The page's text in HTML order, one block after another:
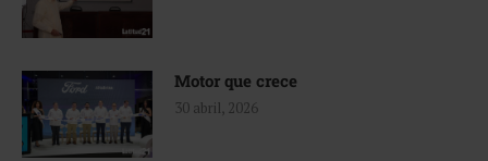
Motor que crece
30 abril, 2026